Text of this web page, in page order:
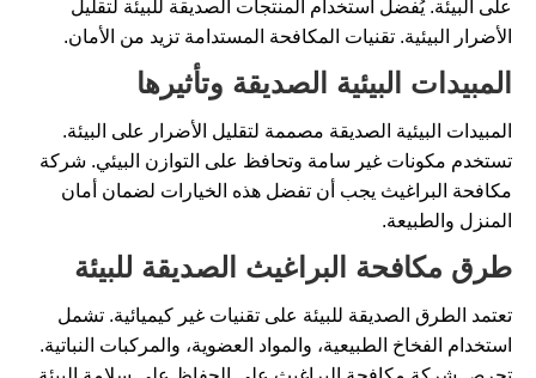
على البيئة. يُفضل استخدام المنتجات الصديقة للبيئة لتقليل
الأضرار البيئية. تقنيات المكافحة المستدامة تزيد من الأمان.
المبيدات البيئية الصديقة وتأثيرها
المبيدات البيئية الصديقة مصممة لتقليل الأضرار على البيئة.
تستخدم مكونات غير سامة وتحافظ على التوازن البيئي. شركة
مكافحة البراغيث يجب أن تفضل هذه الخيارات لضمان أمان
المنزل والطبيعة.
طرق مكافحة البراغيث الصديقة للبيئة
تعتمد الطرق الصديقة للبيئة على تقنيات غير كيميائية. تشمل
استخدام الفخاخ الطبيعية، والمواد العضوية، والمركبات النباتية.